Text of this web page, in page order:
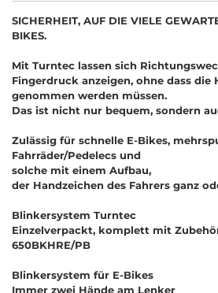
SICHERHEIT, AUF DIE VIELE
BIKES.
Mit Turntec lassen sich
Fingerdruck anzeigen, ohne dass die
genommen werden müssen.
Das ist nicht nur bequem, sondern
Zulässig für schnelle E-Bikes,
Fahrräder/Pedelecs und
solche mit einem Aufbau,
der Handzeichen des Fahrers ganz
Blinkersystem Turntec
Einzelverpackt, komplett mit
650BKHRE/PB
Blinkersystem für E-Bikes
Immer zwei Hände am Lenker